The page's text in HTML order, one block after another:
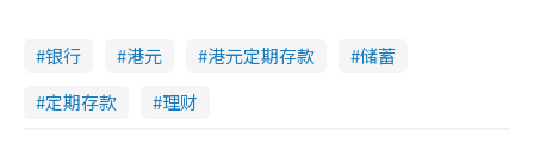
银行 港元 港元定期存款
储蓄
定期存款
理财